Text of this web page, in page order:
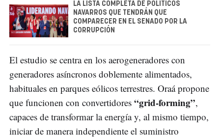
LA LISTA COMPLETA DE POLÍTICOS
NAVARROS QUE TENDRÁN QUE
COMPARECER EN EL SENADO POR LA
CORRUPCIÓN
El estudio se centra en los aerogeneradores con
generadores asíncronos doblemente alimentados,
habituales en parques eólicos terrestres. Oraá propone
que funcionen con convertidores “grid-forming”,
capaces de transformar la energía y, al mismo tiempo,
iniciar de manera independiente el suministro